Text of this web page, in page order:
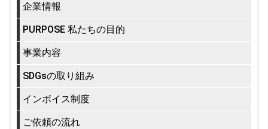
企業情報
PURPOSE 私たちの目的
事業内容
SDGsの取り組み
インボイス制度
ご依頼の流れ